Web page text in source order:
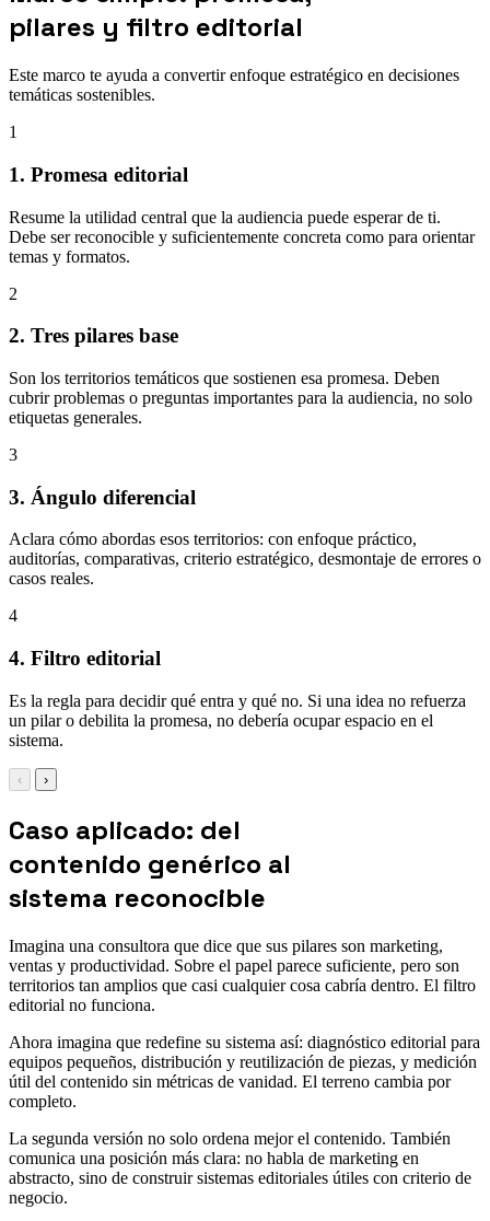
pilares y filtro editorial
Este marco te ayuda a convertir enfoque estratégico en decisiones
temáticas sostenibles.
1
1. Promesa editorial
Resume la utilidad central que la audiencia puede esperar de ti.
Debe ser reconocible y suficientemente concreta como para orientar
temas y formatos.
2
2. Tres pilares base
Son los territorios temáticos que sostienen esa promesa. Deben
cubrir problemas o preguntas importantes para la audiencia, no solo
etiquetas generales.
3
3. Ángulo diferencial
Aclara cómo abordas esos territorios: con enfoque práctico,
auditorías, comparativas, criterio estratégico, desmontaje de errores o
casos reales.
4
4. Filtro editorial
Es la regla para decidir qué entra y qué no. Si una idea no refuerza
un pilar o debilita la promesa, no debería ocupar espacio en el
sistema.
‹ ›
Caso aplicado: del
contenido genérico al
sistema reconocible
Imagina una consultora que dice que sus pilares son marketing,
ventas y productividad. Sobre el papel parece suficiente, pero son
territorios tan amplios que casi cualquier cosa cabría dentro. El filtro
editorial no funciona.
Ahora imagina que redefine su sistema así: diagnóstico editorial para
equipos pequeños, distribución y reutilización de piezas, y medición
útil del contenido sin métricas de vanidad. El terreno cambia por
completo.
La segunda versión no solo ordena mejor el contenido. También
comunica una posición más clara: no habla de marketing en
abstracto, sino de construir sistemas editoriales útiles con criterio de
negocio.